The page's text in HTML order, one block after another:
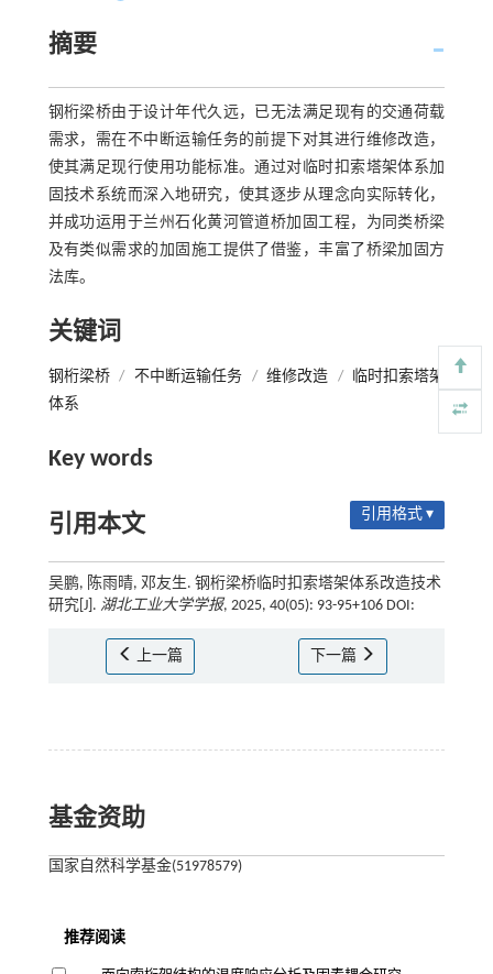
摘要
钢桁梁桥由于设计年代久远，已无法满足现有的交通荷载
需求，需在不中断运输任务的前提下对其进行维修改造，
使其满足现行使用功能标准。通过对临时扣索塔架体系加
固技术系统而深入地研究，使其逐步从理念向实际转化，
并成功运用于兰州石化黄河管道桥加固工程，为同类桥梁
及有类似需求的加固施工提供了借鉴，丰富了桥梁加固方
法库。
关键词
钢桁梁桥 / 不中断运输任务 / 维修改造 /
临时扣索塔架
体系
Key words
引用本文 引用格式 ▾
吴鹏, 陈雨晴, 邓友生. 钢桁梁桥临时扣索塔架体系改造技术
研究[J]. 湖北工业大学学报, 2025, 40(05): 93-95+106 DOI:
上一篇 下一篇
基金资助
国家自然科学基金(51978579)